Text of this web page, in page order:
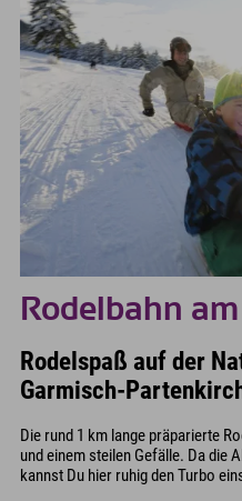
Rodelbahn
Rodelspaß auf der
Garmisch-
Die rund 1 km lange präparierte
und einem steilen Gefälle. Da die
kannst Du hier ruhig den Turbo